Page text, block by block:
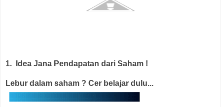
1. Idea Jana Pendapatan dari Saham !
Lebur dalam saham ? Cer belajar dulu...